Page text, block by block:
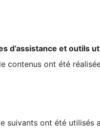
d’assistance et outils
contenus ont été
suivants ont été utilisés